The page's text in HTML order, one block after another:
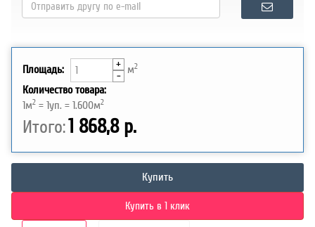
Площадь:
+
- м2
Количество товара:
1м2 =1уп. =1.600м2
Итого:1 868,8 р.
Купить
Купить в 1 клик